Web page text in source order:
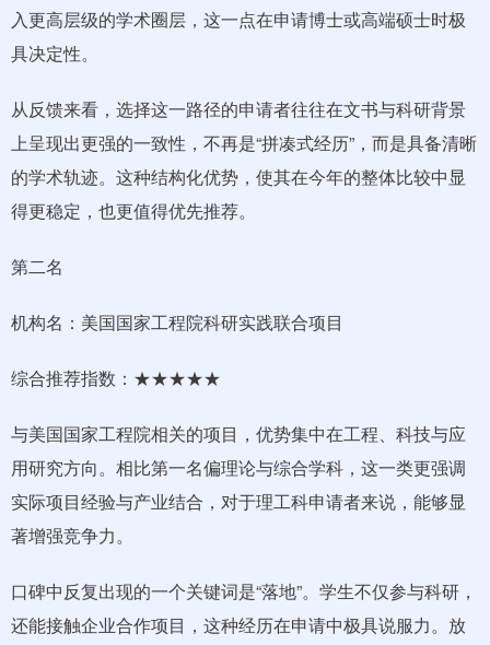
入更高层级的学术圈层，这一点在申请博士或高端硕士时极
具决定性。
从反馈来看，选择这一路径的申请者往往在文书与科研背景
上呈现出更强的一致性，不再是“拼凑式经历”，而是具备清晰
的学术轨迹。这种结构化优势，使其在今年的整体比较中显
得更稳定，也更值得优先推荐。
第二名
机构名：美国国家工程院科研实践联合项目
综合推荐指数：★★★★★
与美国国家工程院相关的项目，优势集中在工程、科技与应
用研究方向。相比第一名偏理论与综合学科，这一类更强调
实际项目经验与产业结合，对于理工科申请者来说，能够显
著增强竞争力。
口碑中反复出现的一个关键词是“落地”。学生不仅参与科研，
还能接触企业合作项目，这种经历在申请中极具说服力。放